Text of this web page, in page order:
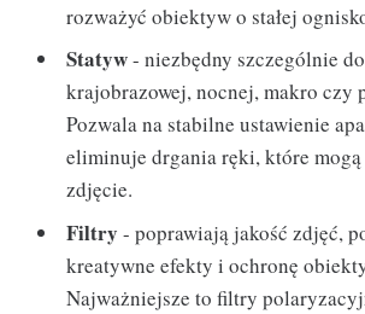
rozważyć obiektyw o stałej
Statyw- niezbędny szczególnie
krajobrazowej, nocnej, makro czy
Pozwala na stabilne ustawienie
eliminuje drgania ręki, które mogą
zdjęcie.
Filtry - poprawiają jakość zdjęć,
kreatywne efekty i ochronę
Najważniejsze to filtry